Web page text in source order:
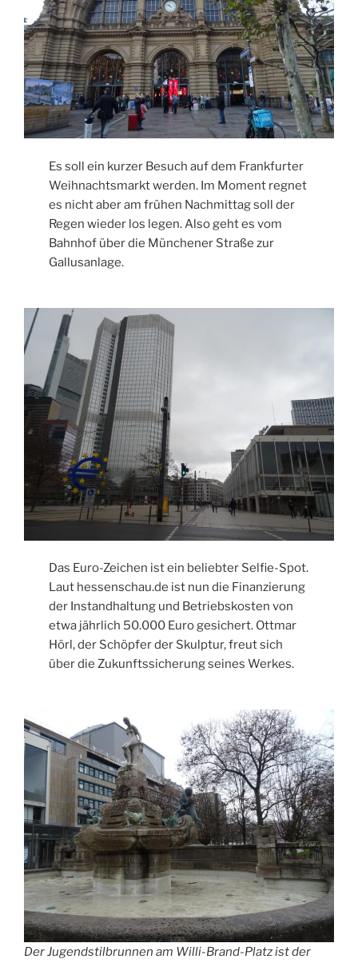
Es soll ein kurzer Besuch auf dem Frankfurter
Weihnachtsmarkt werden. Im Moment regnet
es nicht aber am frühen Nachmittag soll der
Regen wieder los legen. Also geht es vom
Bahnhof über die Münchener Straße zur
Gallusanlage.
Das Euro-Zeichen ist ein beliebter Selfie-Spot.
Laut hessenschau.de ist nun die Finanzierung
der Instandhaltung und Betriebskosten von
etwa jährlich 50.000 Euro gesichert. Ottmar
Hörl, der Schöpfer der Skulptur, freut sich
über die Zukunftssicherung seines Werkes.
Der Jugendstilbrunnen am Willi-Brand-Platz ist der